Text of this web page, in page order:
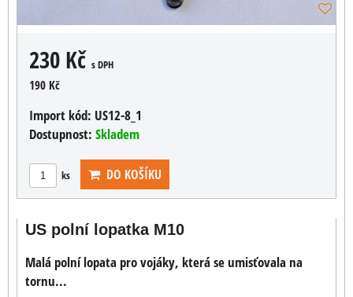
230 Kč s DPH
190 Kč
Import kód: US12-8_1
Dostupnost: Skladem
ks DO KOŠÍKU
US polní lopatka M10
Malá polní lopata pro vojáky, která se umisťovala na
tornu...